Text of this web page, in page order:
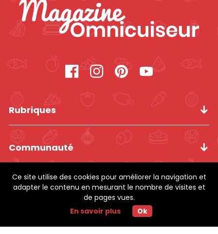
Rubriques
Communauté
Informations
Ce site utilise des cookies pour améliorer la navigation et
adapter le contenu en mesurant le nombre de visites et
de pages vues.
En savoir plus
Ok